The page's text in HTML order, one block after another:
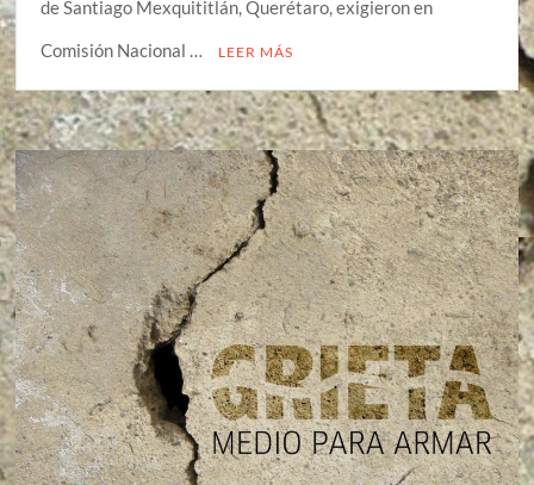
de Santiago Mexquititlán, Querétaro, exigieron en
Comisión Nacional …
LEER MÁS